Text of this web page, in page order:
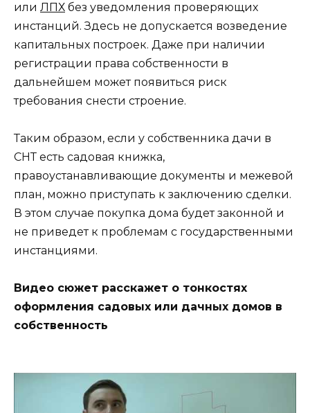
или ЛПХ без уведомления проверяющих
инстанций. Здесь не допускается возведение
капитальных построек. Даже при наличии
регистрации права собственности в
дальнейшем может появиться риск
требования снести строение.
Таким образом, если у собственника дачи в
СНТ есть садовая книжка,
правоустанавливающие документы и межевой
план, можно приступать к заключению сделки.
В этом случае покупка дома будет законной и
не приведет к проблемам с государственными
инстанциями.
Видео сюжет расскажет о тонкостях
оформления садовых или дачных домов в
собственность